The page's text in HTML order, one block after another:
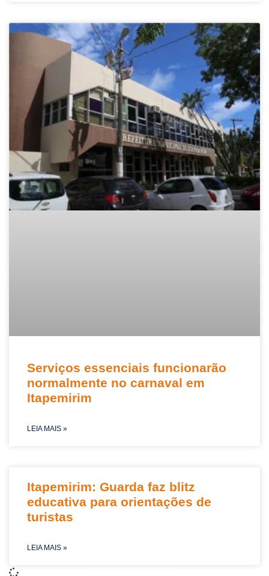
Serviços essenciais funcionarão
normalmente no carnaval em
Itapemirim
LEIA MAIS »
Itapemirim: Guarda faz blitz
educativa para orientações de
turistas
LEIA MAIS »